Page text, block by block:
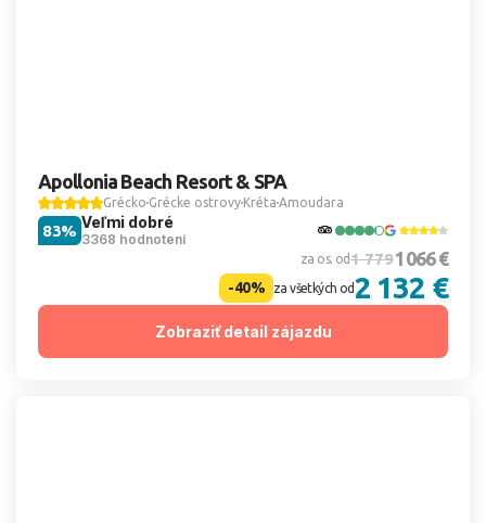
Apollonia Beach Resort & SPA
Grécko Grécke ostrovy Kréta Amoudara
Veľmi dobré
3368 hodnotení
83%
za os. od1 7791 066 €
-40% za všetkých od2 132 €
Zobraziť detail zájazdu